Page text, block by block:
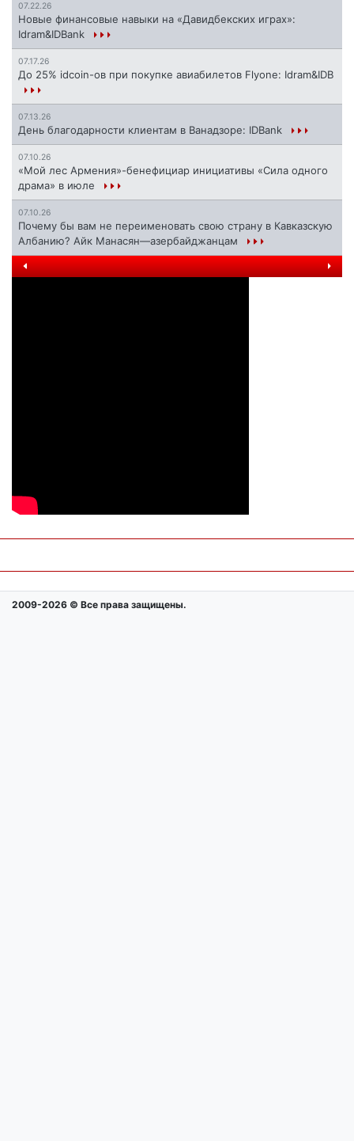
07.22.26
Новые финансовые навыки на «Давидбекских играх»:
Idram&IDBank
07.17.26
До 25% idcoin-ов при покупке авиабилетов Flyone: Idram&IDB
07.13.26
День благодарности клиентам в Ванадзоре: IDBank
07.10.26
«Мой лес Армения»-бенефициар инициативы «Сила одного
драма» в июле
07.10.26
Почему бы вам не переименовать свою страну в Кавказскую
Албанию? Айк Манасян—азербайджанцам
2009-2026 © Все права защищены.